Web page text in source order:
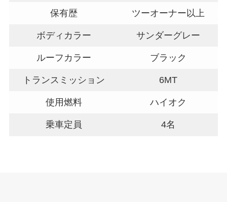
保有歴 ツーオーナー以上
ボディカラー サンダーグレー
ルーフカラー ブラック
トランスミッション 6MT
使用燃料 ハイオク
乗車定員 4名